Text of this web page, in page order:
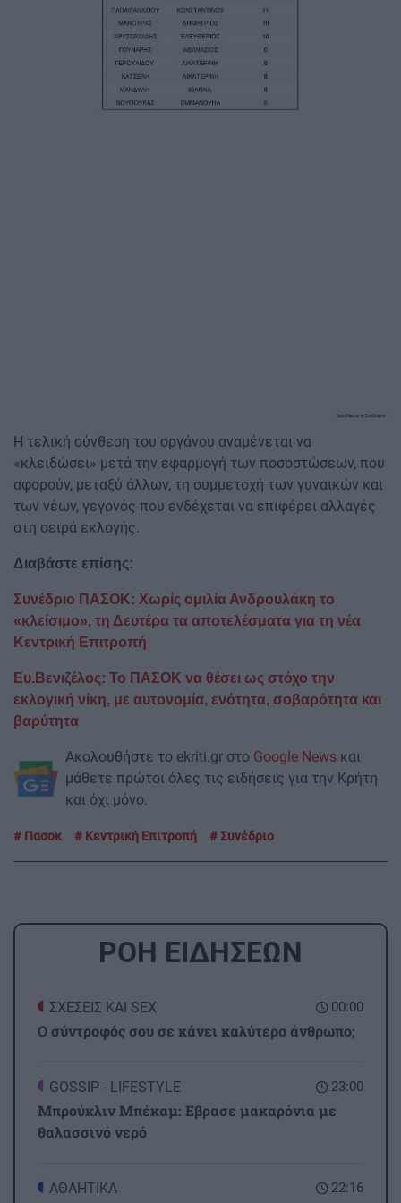
Η τελική σύνθεση του οργάνου αναμένεται να
«κλειδώσει» μετά την εφαρμογή των ποσοστώσεων, που
αφορούν, μεταξύ άλλων, τη συμμετοχή των γυναικών και
των νέων, γεγονός που ενδέχεται να επιφέρει αλλαγές
στη σειρά εκλογής.
Διαβάστε επίσης:
Συνέδριο ΠΑΣΟΚ: Χωρίς ομιλία Ανδρουλάκη το
«κλείσιμο», τη Δευτέρα τα αποτελέσματα για τη νέα
Κεντρική Επιτροπή
Ευ.Βενιζέλος: Το ΠΑΣΟΚ να θέσει ως στόχο την
εκλογική νίκη, με αυτονομία, ενότητα, σοβαρότητα και
βαρύτητα
Ακολουθήστε το ekriti.gr στο Google News και
μάθετε πρώτοι όλες τις ειδήσεις για την Κρήτη
και όχι μόνο.
Πασοκ Κεντρική Επιτροπή Συνέδριο
ΡΟΗ ΕΙΔΗΣΕΩΝ
00:00
ΣΧΕΣΕΙΣ ΚΑΙ SEX
Ο σύντροφός σου σε κάνει καλύτερο άνθρωπο;
23:00
GOSSIP - LIFESTYLE
Μπρούκλιν Μπέκαμ: Εβρασε μακαρόνια με
θαλασσινό νερό
22:16
ΑΘΛΗΤΙΚΑ